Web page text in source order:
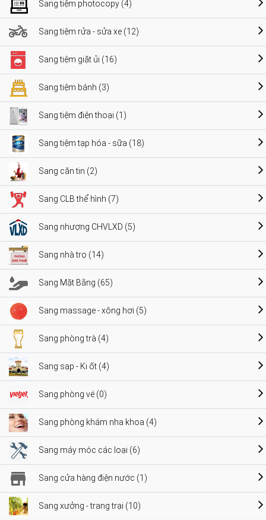
Sang tiệm photocopy (4)
Sang tiệm rửa - sửa xe (12)
Sang tiệm giặt ủi (16)
Sang tiệm bánh (3)
Sang tiệm điện thoại (1)
Sang tiệm tạp hóa - sữa (18)
Sang căn tin (2)
Sang CLB thể hình (7)
Sang nhượng CHVLXD (5)
Sang nhà trọ (14)
Sang Mặt Bằng (65)
Sang massage - xông hơi (5)
Sang phòng trà (4)
Sang sạp - Ki ốt (4)
Sang phòng vé (0)
Sang phòng khám nha khoa (4)
Sang máy móc các loại (6)
Sang cửa hàng điện nước (1)
Sang xưởng - trang trại (10)